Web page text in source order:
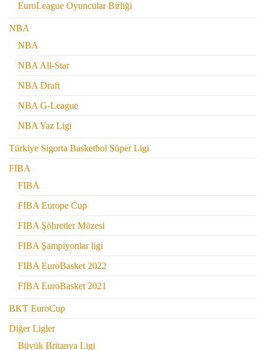
EuroLeague Oyuncular Birliği
NBA
NBA
NBA All-Star
NBA Draft
NBA G-League
NBA Yaz Ligi
Türkiye Sigorta Basketbol Süper Ligi
FIBA
FIBA
FIBA Europe Cup
FIBA Şöhretler Müzesi
FIBA Şampiyonlar ligi
FIBA EuroBasket 2022
FIBA EuroBasket 2021
BKT EuroCup
Diğer Ligler
Büyük Britanya Ligi